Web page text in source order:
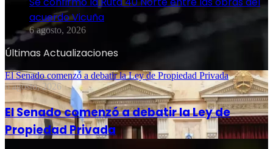
acuerdo Vicuña
6 agosto, 2026
Últimas Actualizaciones
El Senado comenzó a debatir la Ley de Propiedad Privada
6 agosto, 2026
El Senado comenzó a debatir la Ley de
Propiedad Privada